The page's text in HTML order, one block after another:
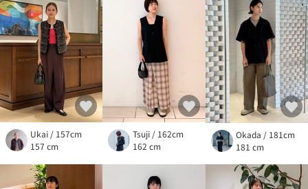
Ukai / 157cm
157 cm
Tsuji / 162cm
162 cm
Okada / 181cm
181 cm